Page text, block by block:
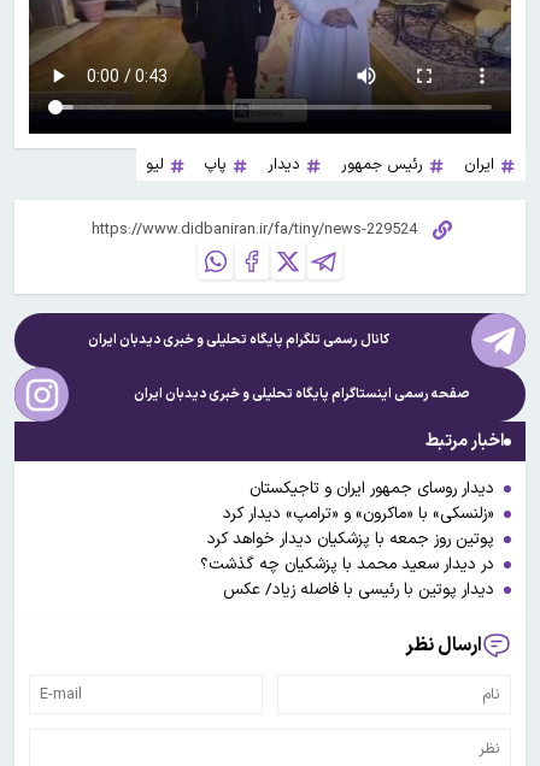
ایران رئیس جمهور دیدار پاپ لیو
کانال رسمی تلگرام پایگاه تحلیلی و خبریدیدبان ایران
صفحه رسمی اینستاگرام پایگاه تحلیلی و خبریدیدبان ایران
اخبار مرتبط
دیدار روسای جمهور ایران و تاجیکستان
«زلنسکی» با «ماکرون» و «ترامپ» دیدار کرد
پوتین روز جمعه با پزشکیان دیدار خواهد کرد
در دیدار سعید محمد با پزشکیان چه گذشت؟
دیدار پوتین با رئیسی با فاصله زیاد/ عکس
ارسال نظر